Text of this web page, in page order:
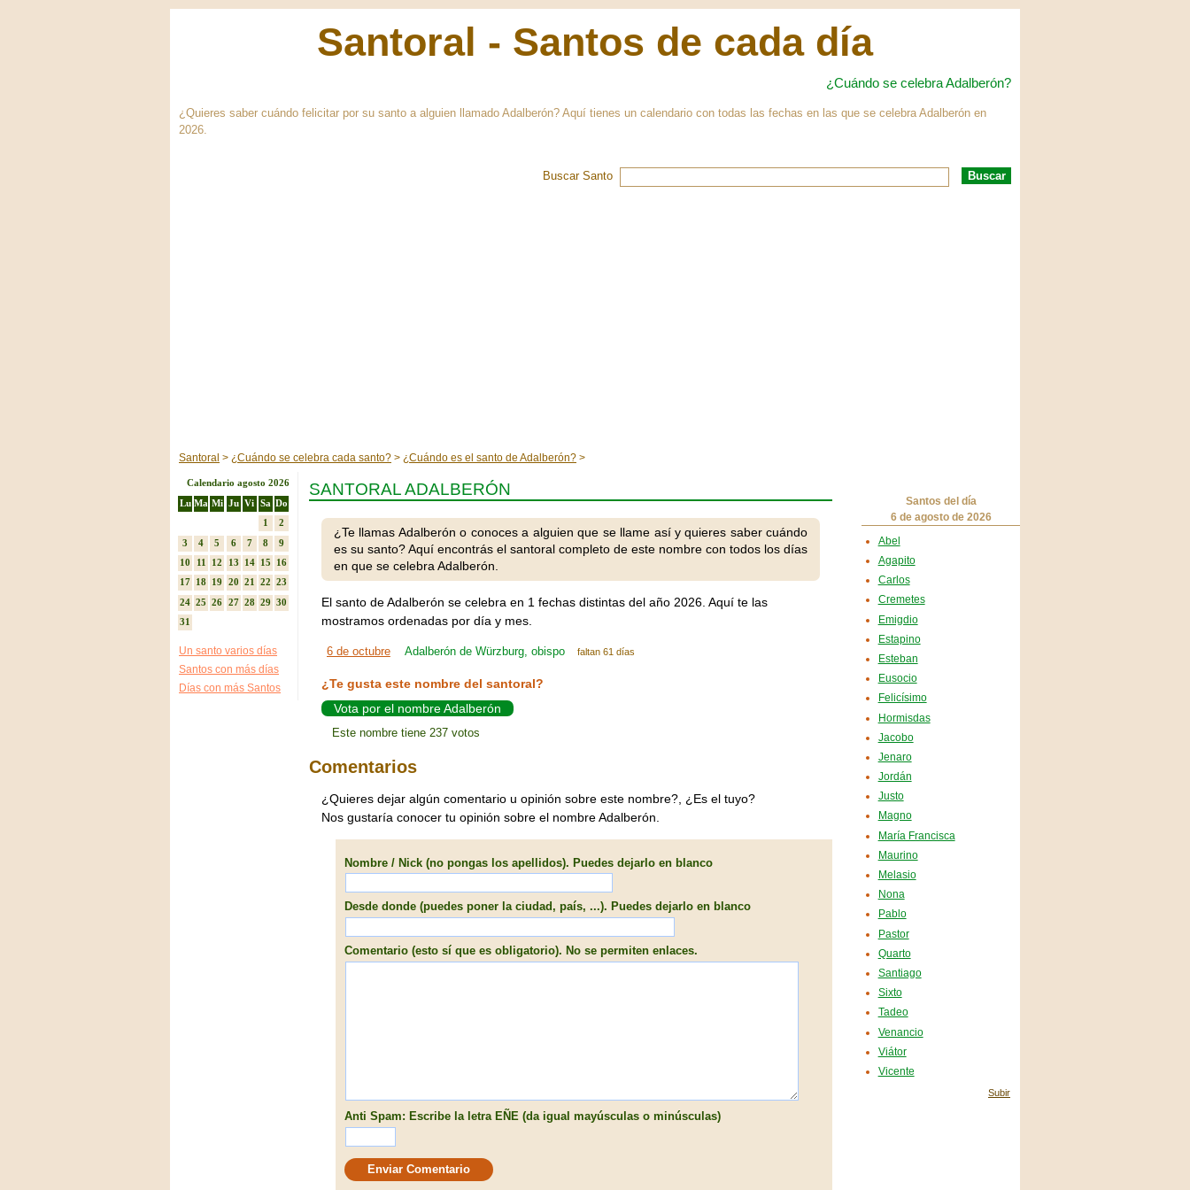
Santoral - Santos de cada día
¿Cuándo se celebra Adalberón?
¿Quieres saber cuándo felicitar por su santo a alguien llamado Adalberón? Aquí tienes un calendario con todas las fechas en las que se celebra Adalberón en
2026.
Buscar Santo
Santoral ¿Cuándo se celebra cada santo? ¿Cuándo es el santo de Adalberón?
SANTORAL ADALBERÓN
¿Te llamas Adalberón o conoces a alguien que se llame así y quieres saber cuándo
es su santo? Aquí encontrás el santoral completo de este nombre con todos los días
en que se celebra Adalberón.
El santo de Adalberón se celebra en 1 fechas distintas del año 2026. Aquí te las
mostramos ordenadas por día y mes.
6 de octubre Adalberón de Würzburg, obispo faltan 61 días
¿Te gusta este nombre del santoral?
Vota por el nombre Adalberón
Este nombre tiene 237 votos
Comentarios
¿Quieres dejar algún comentario u opinión sobre este nombre?, ¿Es el tuyo?
Nos gustaría conocer tu opinión sobre el nombre Adalberón.
Nombre / Nick (no pongas los apellidos). Puedes dejarlo en blanco
Desde donde (puedes poner la ciudad, país, ...). Puedes dejarlo en blanco
Comentario (esto sí que es obligatorio). No se permiten enlaces.
Anti Spam: Escribe la letra EÑE (da igual mayúsculas o minúsculas)
Calendario agosto 2026
Lu Ma Mi Ju Vi Sa Do
1
2
3
4 5 6 7 8
9
10
11 12 13 14 15
16
17 18 19 20 21 22
23
24 25 26 27 28 29
30
31
Un santo varios días
Santos con más días
Días con más Santos
Santos del día
6 de agosto de 2026
Abel
Agapito
Carlos
Cremetes
Emigdio
Estapino
Esteban
Eusocio
Felicísimo
Hormisdas
Jacobo
Jenaro
Jordán
Justo
Magno
María Francisca
Maurino
Melasio
Nona
Pablo
Pastor
Quarto
Santiago
Sixto
Tadeo
Venancio
Viátor
Vicente
Subir